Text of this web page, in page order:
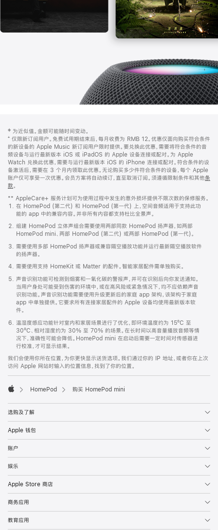
页
页
脚
注
‡ 为近似值。金额可能随时间变动。
⁺ 仅限新订阅用户。免费试用期结束后，每月收费为 RMB 12。优惠仅面向购买符合条件
的新设备的 Apple Music 新订阅用户限时提供。要兑换此优惠，需要将符合条件的音
频设备与运行最新版本 iOS 或 iPadOS 的 Apple 设备连接或配对。为 Apple
Watch 兑换此优惠，需要与运行最新版本 iOS 的 iPhone 连接或配对。符合条件的设
备激活后，需要在 3 个月内领取此优惠。无论购买多少件符合条件的设备，每个 Apple
账户仅可享受一次优惠。会员方案将自动续订，直至取消订阅。须遵循限制条件和其他条
款。
窗
口
中
打
开)
** AppleCare+ 服务计划可为使用过程中发生的意外损坏提供不限次数的保修服务。
在 HomePod (第二代) 和 HomePod (第一代) 上，空间音频适用于支持此功
能的 app 中的兼容内容。并非所有内容都支持杜比全景声。
组建 HomePod 立体声组合需要使用两部同款 HomePod 扬声器，如两部
HomePod mini、两部 HomePod (第二代) 或两部 HomePod (第一代)。
需要使用多部 HomePod 扬声器或兼容隔空播放功能并运行最新隔空播放软件
的扬声器。
需要使用支持 HomeKit 或 Matter 的配件。智能家居配件需单独购买。
声音识别功能可检测到烟雾和一氧化碳的警报声，并可在识别后向你发送通知。
当用户身处可能受到伤害的环境中，或在高风险或紧急情况下，均不应依赖声音
识别功能。声音识别功能需要使用升级更新后的家庭 app 架构，该架构于家庭
app 中单独提供。它要求所有连接家居配件的 Apple 设备均使用最新版本软
件。
温湿度感应功能针对室内和家居场景进行了优化，即环境温度约为 15ºC 至
30ºC、相对湿度约为 30% 至 70% 的场景。在长时间以高音量播放音频等情
况下，准确性可能会降低。HomePod mini 在启动后需要一定时间对传感器进
行校准，才可显示结果。
我们会使用你所在位置，为你更快显示送货选项。我们通过你的 IP 地址，或者你在上次
访问 Apple 网站时输入的位置信息，找到了你的位置。
HomePod 购买 HomePod mini
选购及了解
Apple 钱包
账户
娱乐
Apple Store 商店
商务应用
教育应用